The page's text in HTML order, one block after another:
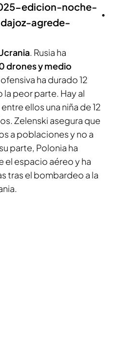
edicion-noche-
agrede-
. Rusia ha
drones y medio
ofensiva ha durado 12
la peor parte. Hay al
ellos una niña de 12
Zelenski asegura que
a poblaciones y no a
parte, Polonia ha
espacio aéreo y ha
tras el bombardeo a la